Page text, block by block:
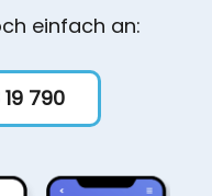
einfach an:
790